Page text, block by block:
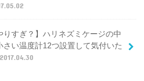
りすぎ？】ハリネズミケージの中
さい温度計12つ設置して気付いた
2017.04.30